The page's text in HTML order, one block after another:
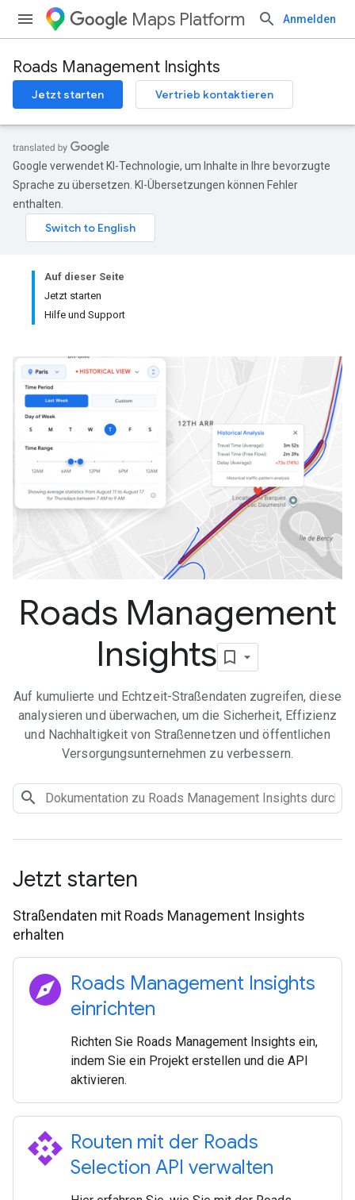
Maps Platform Anmelden
Roads Management Insights
Jetzt starten Vertrieb kontaktieren
Google verwendet KI-Technologie, um Inhalte in Ihre bevorzugte
Sprache zu übersetzen. KI-Übersetzungen können Fehler
enthalten.
Auf dieser Seite
Jetzt starten
Hilfe und Support
Roads Management
Insights
Auf kumulierte und Echtzeit-Straßendaten zugreifen, diese
analysieren und überwachen, um die Sicherheit, Effizienz
und Nachhaltigkeit von Straßennetzen und öffentlichen
Versorgungsunternehmen zu verbessern.
Jetzt starten
Straßendaten mit Roads Management Insights
erhalten
explore Roads Management Insights
einrichten
Richten Sie Roads Management Insights ein,
indem Sie ein Projekt erstellen und die API
aktivieren.
api Routen mit der Roads
Selection API verwalten